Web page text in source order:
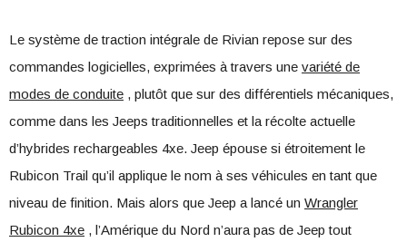
Le système de traction intégrale de Rivian repose sur des
commandes logicielles, exprimées à travers une variété de
modes de conduite , plutôt que sur des différentiels mécaniques,
comme dans les Jeeps traditionnelles et la récolte actuelle
d’hybrides rechargeables 4xe. Jeep épouse si étroitement le
Rubicon Trail qu’il applique le nom à ses véhicules en tant que
niveau de finition. Mais alors que Jeep a lancé un Wrangler
Rubicon 4xe , l’Amérique du Nord n’aura pas de Jeep tout